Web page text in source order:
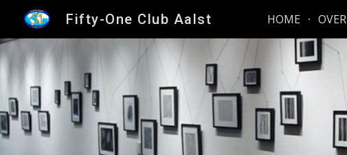
Skip to
Fifty-One Club Aalst HOME